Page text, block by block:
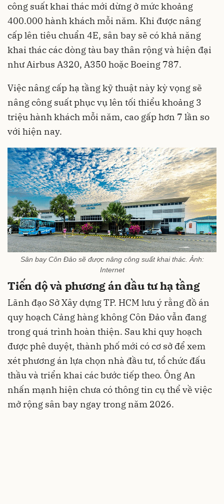
công suất khai thác mới dừng ở mức khoảng
400.000 hành khách mỗi năm. Khi được nâng
cấp lên tiêu chuẩn 4E, sân bay sẽ có khả năng
khai thác các dòng tàu bay thân rộng và hiện đại
như Airbus A320, A350 hoặc Boeing 787.
Việc nâng cấp hạ tầng kỹ thuật này kỳ vọng sẽ
nâng công suất phục vụ lên tối thiểu khoảng 3
triệu hành khách mỗi năm, cao gấp hơn 7 lần so
với hiện nay.
Sân bay Côn Đảo sẽ được nâng công suất khai thác. Ảnh:
Internet
Tiến độ và phương án đầu tư hạ tầng
Lãnh đạo Sở Xây dựng TP. HCM lưu ý rằng đồ án
quy hoạch Cảng hàng không Côn Đảo vẫn đang
trong quá trình hoàn thiện. Sau khi quy hoạch
được phê duyệt, thành phố mới có cơ sở để xem
xét phương án lựa chọn nhà đầu tư, tổ chức đấu
thầu và triển khai các bước tiếp theo. Ông An
nhấn mạnh hiện chưa có thông tin cụ thể về việc
mở rộng sân bay ngay trong năm 2026.